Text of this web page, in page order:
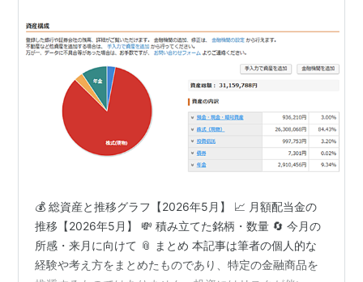
💰 総資産と推移グラフ【2026年5月】 📈 月額配当金の
推移【2026年5月】 💸 積み立てた銘柄・数量 🔄 今月の
所感・来月に向けて 📎 まとめ 本記事は筆者の個人的な
経験や考え方をまとめたものであり、特定の金融商品を